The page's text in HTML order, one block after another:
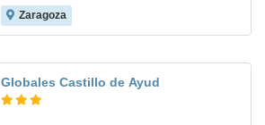
Zaragoza
Globales Castillo de Ayud